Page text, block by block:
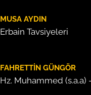
MUSA AYDIN
Erbain Tavsiyeleri
FAHRETTIN GÜNGÖR
Hz. Muhammed (s.a.a)